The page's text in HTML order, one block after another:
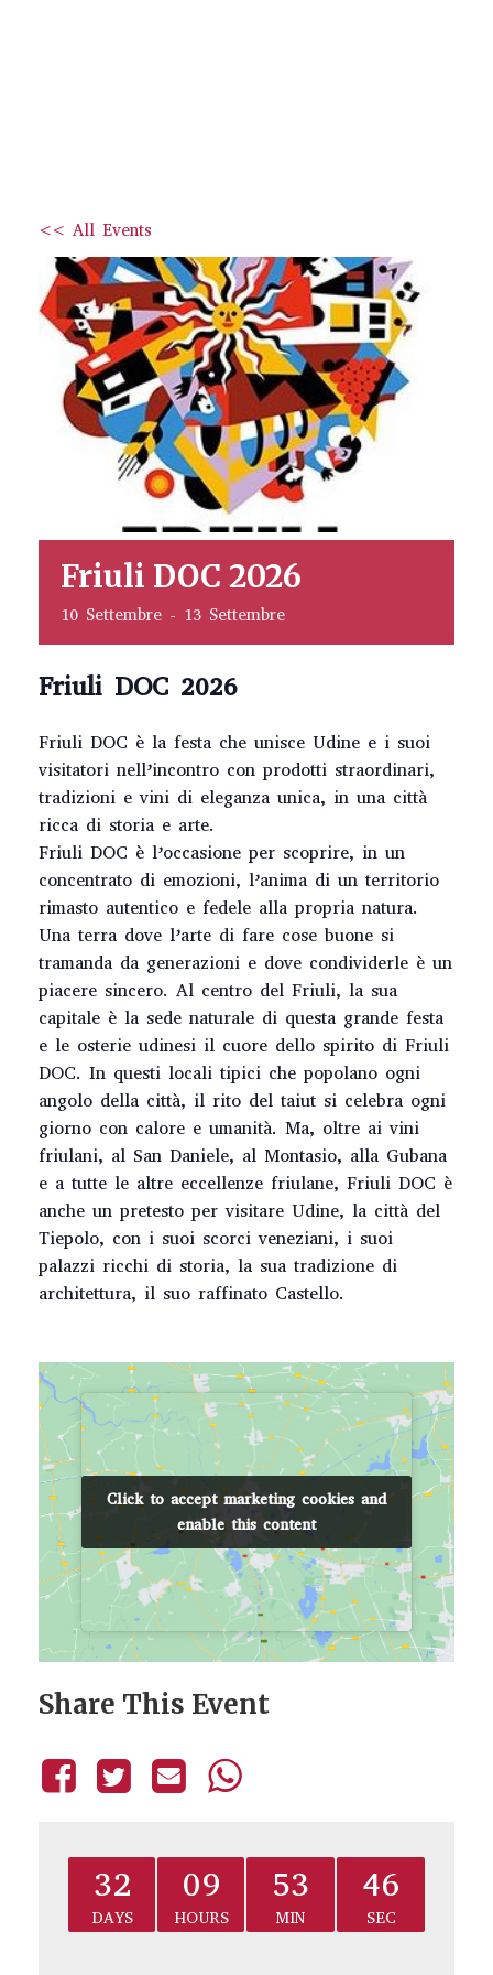
<< All Events
Friuli DOC 2026
10 Settembre - 13 Settembre
Friuli DOC 2026
Friuli DOC è la festa che unisce Udine e i suoi
visitatori nell’incontro con prodotti straordinari,
tradizioni e vini di eleganza unica, in una città
ricca di storia e arte.
Friuli DOC è l’occasione per scoprire, in un
concentrato di emozioni, l’anima di un territorio
rimasto autentico e fedele alla propria natura.
Una terra dove l’arte di fare cose buone si
tramanda da generazioni e dove condividerle è un
piacere sincero. Al centro del Friuli, la sua
capitale è la sede naturale di questa grande festa
e le osterie udinesi il cuore dello spirito di Friuli
DOC. In questi locali tipici che popolano ogni
angolo della città, il rito del taiut si celebra ogni
giorno con calore e umanità. Ma, oltre ai vini
friulani, al San Daniele, al Montasio, alla Gubana
e a tutte le altre eccellenze friulane, Friuli DOC è
anche un pretesto per visitare Udine, la città del
Tiepolo, con i suoi scorci veneziani, i suoi
palazzi ricchi di storia, la sua tradizione di
architettura, il suo raffinato Castello.
Click to accept marketing cookies and
enable this content
Click to accept marketing cookies and
enable this content
Share This Event
32
DAYS
09
HOURS
53
MIN
46
SEC